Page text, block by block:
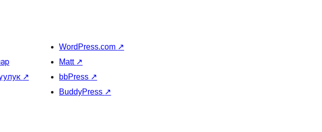
↗
WordPress.com ↗
Matt ↗
bbPress ↗
BuddyPress ↗